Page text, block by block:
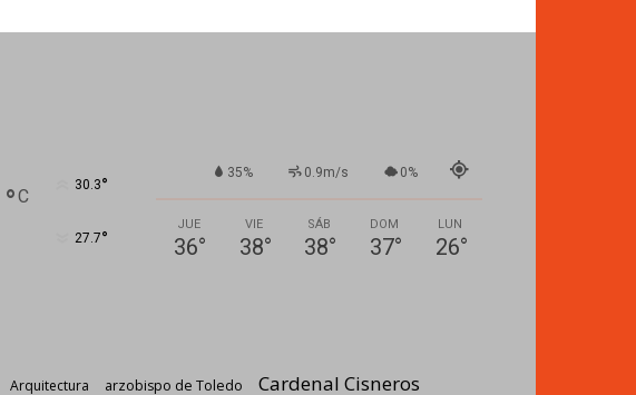
°C
30.3°
27.7°
35% 0.9m/s 0%
JUE
36°
VIE
38°
SÁB
38°
DOM
37°
LUN
26°
Arquitectura arzobispo de Toledo Cardenal Cisneros